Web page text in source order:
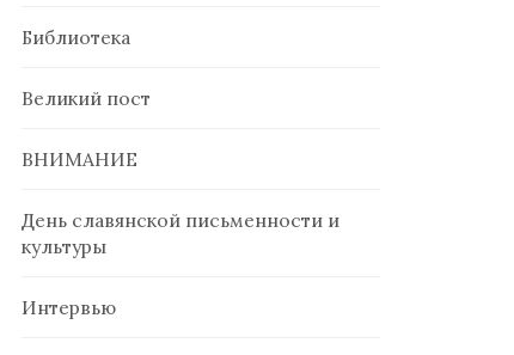
Библиотека
Великий пост
ВНИМАНИЕ
День славянской письменности и
культуры
Интервью